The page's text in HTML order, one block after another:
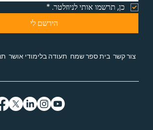
כן, תרשמו אותי לניוזלטר. *
הירשם לי
תעודה בלימודי אושר בית ספר שמח צור קשר